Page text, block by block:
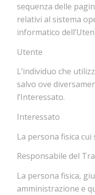
sequenza delle
relativi al sistema
informatico
Utente
L’individuo che
salvo ove
l’Interessato.
Interessato
La persona fisica
Responsabile del
La persona fisica,
amministrazione e